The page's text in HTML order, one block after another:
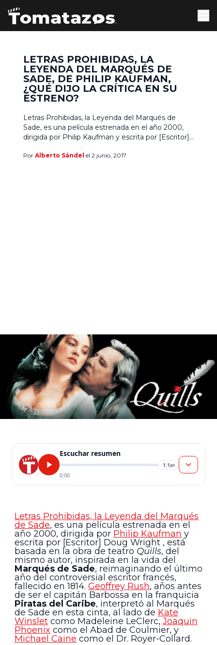
LETRAS PROHIBIDAS, LA
LEYENDA DEL MARQUÉS DE
SADE, DE PHILIP KAUFMAN,
¿QUÉ DIJO LA CRÍTICA EN SU
ESTRENO?
Letras Prohibidas, la Leyenda del Marqués de
Sade, es una película estrenada en el año 2000,
dirigida por Philip Kaufman y escrita por [Escritor]
Quills, del mismo autor, inspirada en la vida del
Por Alberto Sándel el 2 junio, 2017
Escuchar resumen
1.1x▾
0:00
Letras Prohibidas, la Leyenda del Marqués
de Sade, es una película estrenada en el
año 2000, dirigida por Philip Kaufman y
escrita por [Escritor] Doug Wright , está
basada en la obra de teatro Quills, del
mismo autor, inspirada en la vida del
Marqués de Sade, reimaginando el último
año del controversial escritor francés,
fallecido en 1814. Geoffrey Rush, años antes
de ser el capitán Barbossa en la franquicia
Piratas del Caribe, interpretó al Marqués
de Sade en esta cinta, al lado de Kate
Winslet como Madeleine LeClerc, Joaquin
Phoenix como el Abad de Coulmier, y
Michael Caine como el Dr. Royer-Collard.